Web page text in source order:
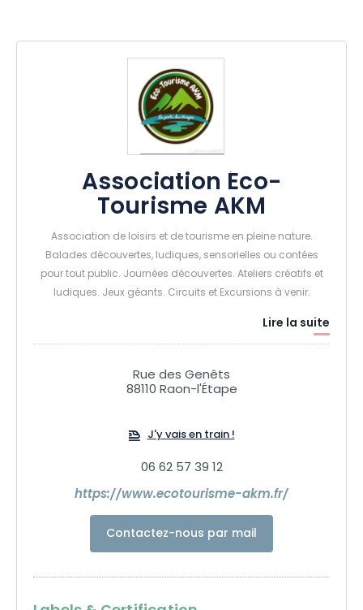
Association Éco-
Tourisme AKM
Association de loisirs et de tourisme en pleine nature.
Balades découvertes, ludiques, sensorielles ou contées
pour tout public. Journées découvertes. Ateliers créatifs et
ludiques. Jeux géants. Circuits et Excursions à venir.
Lire la suite
Rue des Genêts
88110 Raon-l'Étape
J'y vais en train !
06 62 57 39 12
https://www.ecotourisme-akm.fr/
Contactez-nous par mail